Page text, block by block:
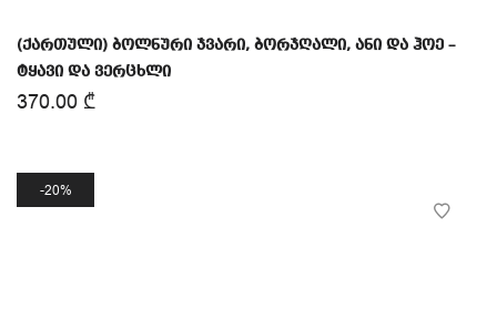
(ქართული) ბოლნური ჯვარი, ბორჯღალი, ანი და ჰოე –
ტყავი და ვერცხლი
370.00 ₾
20%